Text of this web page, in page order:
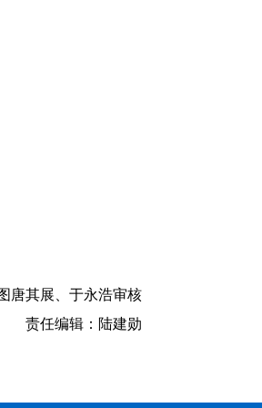
唐其展、于永浩审核
责任编辑：陆建勋